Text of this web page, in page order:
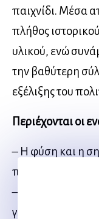
παιχνίδι. Μέσα
πλήθος
υλικού, ενώ
την βαθύτερη
εξέλιξης του
Περιέχονται οι
– Η φύση και η
πολιτισμικού
– Η έννοια του
γλώσσα